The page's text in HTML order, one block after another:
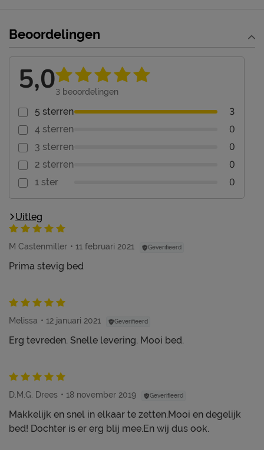
Beoordelingen
5,03 beoordelingen
5 sterren 3
4 sterren 0
3 sterren 0
2 sterren 0
1 ster 0
Uitleg
M Castenmiller 11 februari 2021 Geverifieerd
Prima stevig bed
Melissa 12 januari 2021 Geverifieerd
Erg tevreden. Snelle levering. Mooi bed.
D.M.G. Drees 18 november 2019 Geverifieerd
Makkelijk en snel in elkaar te zetten.Mooi en degelijk
bed! Dochter is er erg blij mee.En wij dus ook.